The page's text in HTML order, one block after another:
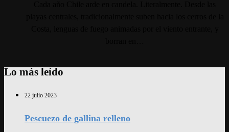
Lo más leído
22 julio 2023
Pescuezo de gallina relleno